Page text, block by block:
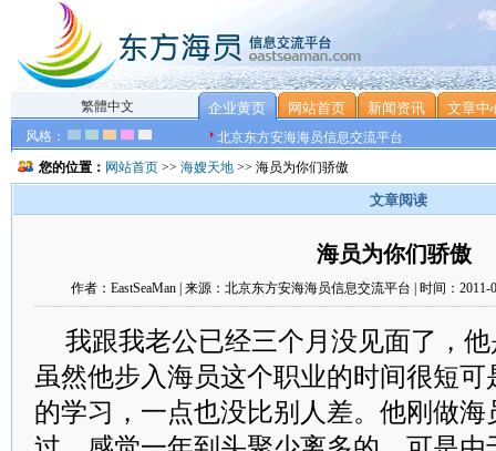
繁體中文
风格：
企业黄页 网站首页 新闻资讯 文章中
北京东方安海海员信息交流平台
您的位置： 网站首页 >> 海嫂天地 >> 海员为你们骄傲
文章阅读
海员为你们骄傲
作者：EastSeaMan | 来源：北京东方安海海员信息交流平台 | 时间：
我跟我老公已经三个月没见面了，
虽然他步入海员这个职业的时间很短
的学习，一点也没比别人差。他刚做